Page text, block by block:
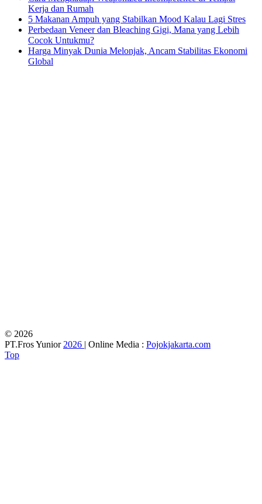
Kerja dan Rumah
5 Makanan Ampuh yang Stabilkan Mood Kalau Lagi Stres
Perbedaan Veneer dan Bleaching Gigi, Mana yang Lebih
Cocok Untukmu?
Harga Minyak Dunia Melonjak, Ancam Stabilitas Ekonomi
Global
© 2026
PT.Fros Yunior2026 | Online Media : Pojokjakarta.com
Top